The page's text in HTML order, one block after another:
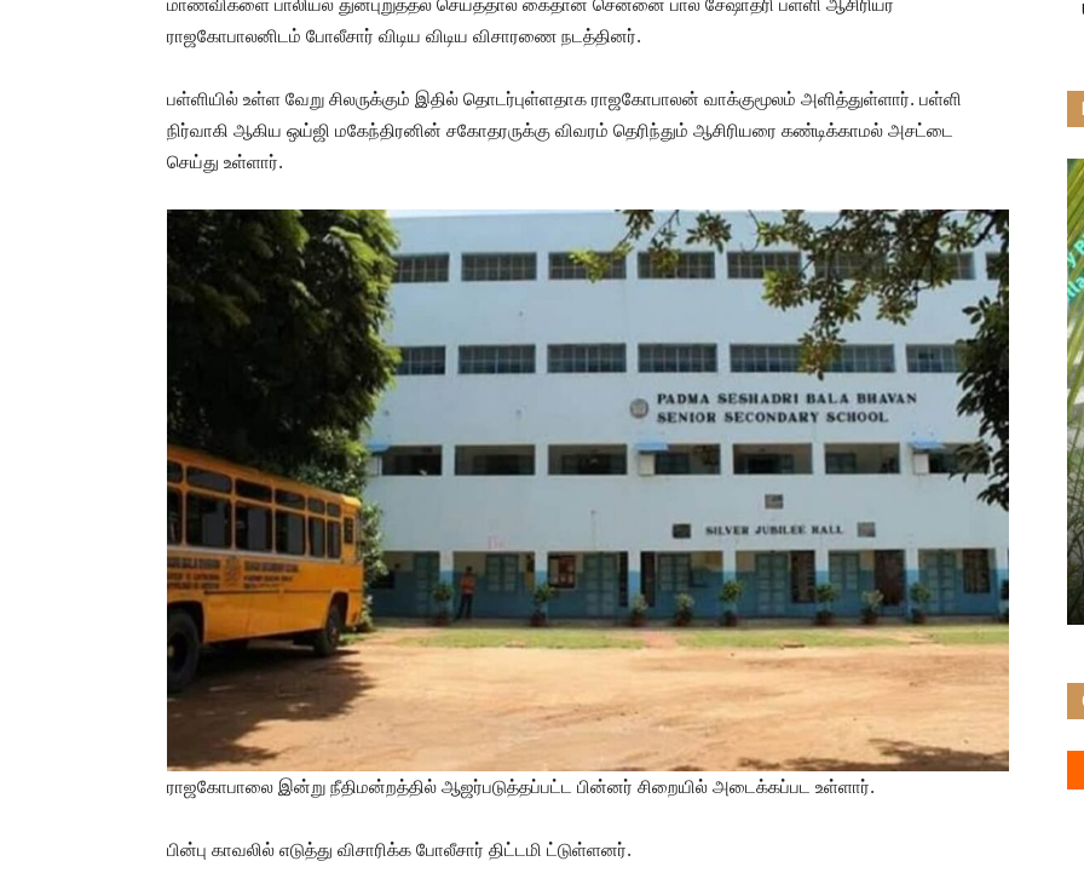
மாணவிகளை பாலியல் துன்புறுத்தல் செய்ததால் கைதான சென்னை பால சேஷாத்ரி பள்ளி ஆசிரியர்
ராஜகோபாலனிடம் போலீசார் விடிய விடிய விசாரணை நடத்தினர்.
பள்ளியில் உள்ள வேறு சிலருக்கும் இதில் தொடர்புள்ளதாக ராஜகோபாலன் வாக்குமூலம் அளித்துள்ளார். பள்ளி
நிர்வாகி ஆகிய ஒய்ஜி மகேந்திரனின் சகோதரருக்கு விவரம் தெரிந்தும் ஆசிரியரை கண்டிக்காமல் அசட்டை
செய்து உள்ளார்.
ராஜகோபாலை இன்று நீதிமன்றத்தில் ஆஜர்படுத்தப்பட்ட பின்னர் சிறையில் அடைக்கப்பட உள்ளார்.
பின்பு காவலில் எடுத்து விசாரிக்க போலீசார் திட்டமி ட்டுள்ளனர்.